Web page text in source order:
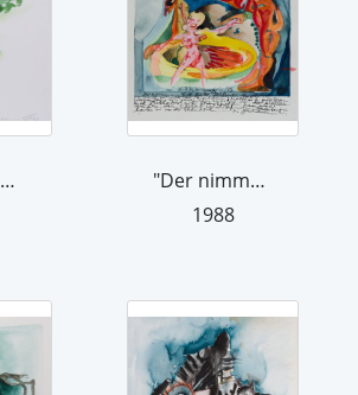
"Ingeb.Bachmann, Feuer u. die Grünen=...
"Der nimmermüde Maler ...", 1988
1988